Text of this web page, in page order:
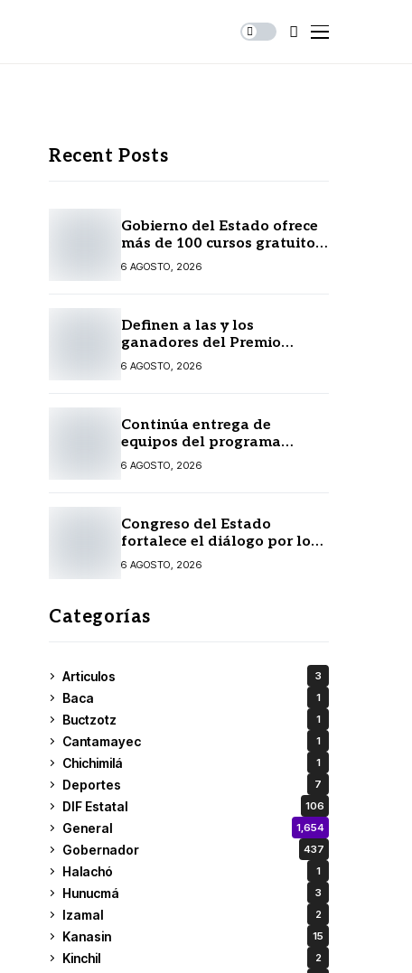
Recent Posts
Gobierno del Estado ofrece
más de 100 cursos gratuitos
en línea para prestadores
turísticos
6 AGOSTO, 2026
Definen a las y los
ganadores del Premio
Estatal de las Juventudes
6 AGOSTO, 2026
Continúa entrega de
equipos del programa
Seguridad en el Mar
6 AGOSTO, 2026
Congreso del Estado
fortalece el diálogo por los
derechos y el desarrollo de
los pueblos mayas
6 AGOSTO, 2026
Categorías
Articulos 3
Baca 1
Buctzotz 1
Cantamayec 1
Chichimilá 1
Deportes 7
DIF Estatal 106
General 1,654
Gobernador 437
Halachó 1
Hunucmá 3
Izamal 2
Kanasin 15
Kinchil 2